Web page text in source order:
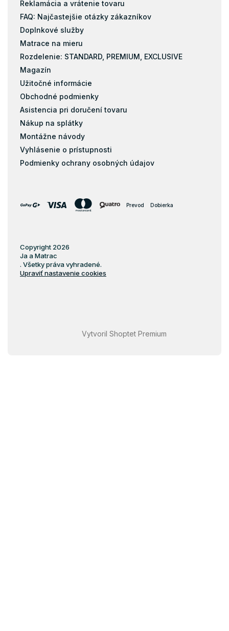
Reklamácia a vrátenie tovaru
FAQ: Najčastejšie otázky zákazníkov
Doplnkové služby
Matrace na mieru
Rozdelenie: STANDARD, PREMIUM, EXCLUSIVE
Magazín
Užitočné informácie
Obchodné podmienky
Asistencia pri doručení tovaru
Nákup na splátky
Montážne návody
Vyhlásenie o prístupnosti
Podmienky ochrany osobných údajov
Prevod Dobierka
Vytvoril Shoptet Premium
Copyright 2026
Ja a Matrac
. Všetky práva vyhradené.
Upraviť nastavenie cookies